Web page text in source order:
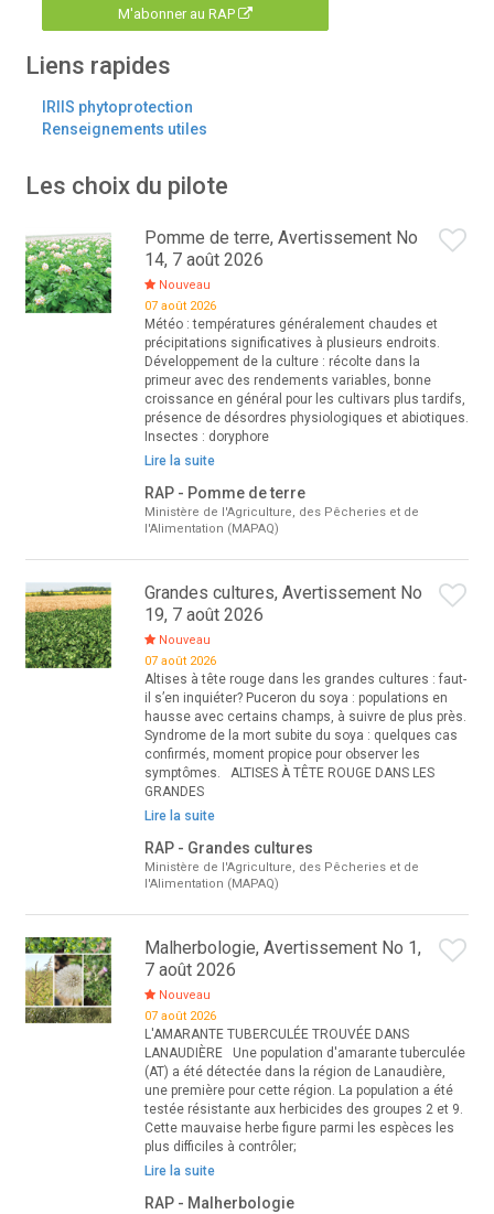
M'abonner au RAP
Liens rapides
IRIIS phytoprotection
Renseignements utiles
Les choix du pilote
Pomme de terre, Avertissement No
14, 7 août 2026
Nouveau
07 août 2026
Météo : températures généralement chaudes et
précipitations significatives à plusieurs endroits.
Développement de la culture : récolte dans la
primeur avec des rendements variables, bonne
croissance en général pour les cultivars plus tardifs,
présence de désordres physiologiques et abiotiques.
Insectes : doryphore
Lire la suite
RAP - Pomme de terre
Ministère de l'Agriculture, des Pêcheries et de
l'Alimentation (MAPAQ)
Grandes cultures, Avertissement No
19, 7 août 2026
Nouveau
07 août 2026
Altises à tête rouge dans les grandes cultures : faut-
il s’en inquiéter? Puceron du soya : populations en
hausse avec certains champs, à suivre de plus près.
Syndrome de la mort subite du soya : quelques cas
confirmés, moment propice pour observer les
symptômes. ALTISES À TÊTE ROUGE DANS LES
GRANDES
Lire la suite
RAP - Grandes cultures
Ministère de l'Agriculture, des Pêcheries et de
l'Alimentation (MAPAQ)
Malherbologie, Avertissement No 1,
7 août 2026
Nouveau
07 août 2026
L'AMARANTE TUBERCULÉE TROUVÉE DANS
LANAUDIÈRE Une population d'amarante tuberculée
(AT) a été détectée dans la région de Lanaudière,
une première pour cette région. La population a été
testée résistante aux herbicides des groupes 2 et 9.
Cette mauvaise herbe figure parmi les espèces les
plus difficiles à contrôler;
Lire la suite
RAP - Malherbologie